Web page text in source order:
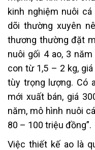
kinh nghiệm nuôi
dõi thường xuyên
thương thường đặt
nuôi gối 4 ao, 3
con từ 1,5 – 2 kg,
tùy trọng lượng. Có
mới xuất bán, giá
năm, mô hình nuôi
80 – 100 triệu đồng”.
Việc thiết kế ao là